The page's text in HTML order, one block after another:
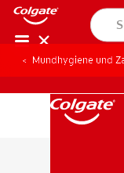
Mundhygiene und